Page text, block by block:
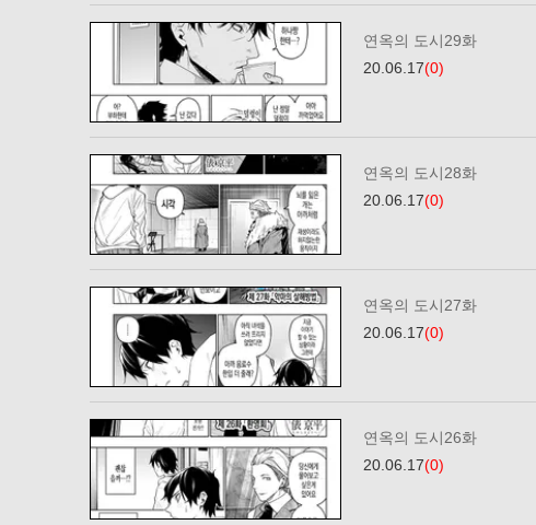
연옥의 도시29화
20.06.17(0)
연옥의 도시28화
20.06.17(0)
연옥의 도시27화
20.06.17(0)
연옥의 도시26화
20.06.17(0)